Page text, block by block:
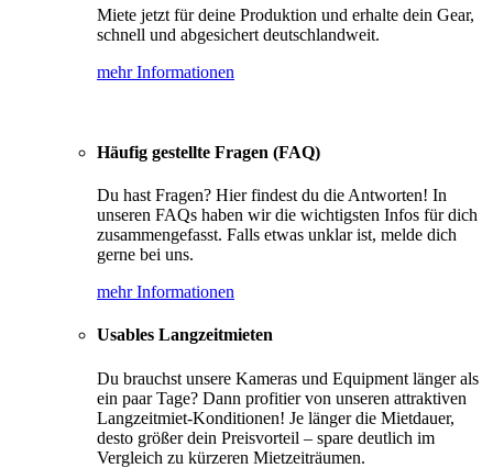
Miete jetzt für deine Produktion und erhalte dein Gear,
schnell und abgesichert deutschlandweit.
mehr Informationen
Häufig gestellte Fragen (FAQ)
Du hast Fragen? Hier findest du die Antworten! In
unseren FAQs haben wir die wichtigsten Infos für dich
zusammengefasst. Falls etwas unklar ist, melde dich
gerne bei uns.
mehr Informationen
Usables Langzeitmieten
Du brauchst unsere Kameras und Equipment länger als
ein paar Tage? Dann profitier von unseren attraktiven
Langzeitmiet-Konditionen! Je länger die Mietdauer,
desto größer dein Preisvorteil – spare deutlich im
Vergleich zu kürzeren Mietzeiträumen.